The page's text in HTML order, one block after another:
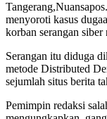
menyoroti kasus
korban serangan
Serangan itu diduga
metode Distributed
sejumlah situs berita
Pemimpin redaksi